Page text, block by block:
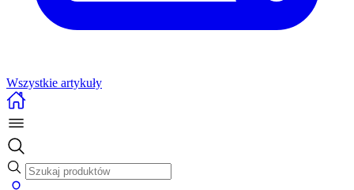
Wszystkie artykuły